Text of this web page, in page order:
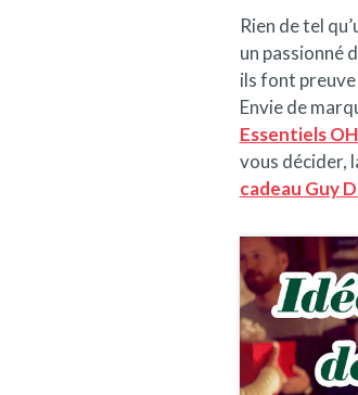
Rien de tel
un passionné
ils font preuve
Envie de
Essentiels
vous décider,
cadeau Guy